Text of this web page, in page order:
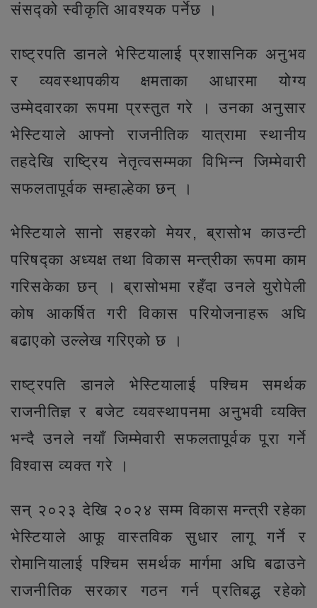
संसद्को स्वीकृति आवश्यक पर्नेछ ।
राष्ट्रपति डानले भेस्टियालाई प्रशासनिक अनुभव
र व्यवस्थापकीय क्षमताका आधारमा योग्य
उम्मेदवारका रूपमा प्रस्तुत गरे । उनका अनुसार
भेस्टियाले आफ्नो राजनीतिक यात्रामा स्थानीय
तहदेखि राष्ट्रिय नेतृत्वसम्मका विभिन्न जिम्मेवारी
सफलतापूर्वक सम्हाल्हेका छन् ।
भेस्टियाले सानो सहरको मेयर, ब्रासोभ काउन्टी
परिषद्का अध्यक्ष तथा विकास मन्त्रीका रूपमा काम
गरिसकेका छन् । ब्रासोभमा रहँदा उनले युरोपेली
कोष आकर्षित गरी विकास परियोजनाहरू अघि
बढाएको उल्लेख गरिएको छ ।
राष्ट्रपति डानले भेस्टियालाई पश्चिम समर्थक
राजनीतिज्ञ र बजेट व्यवस्थापनमा अनुभवी व्यक्ति
भन्दै उनले नयाँ जिम्मेवारी सफलतापूर्वक पूरा गर्ने
विश्वास व्यक्त गरे ।
सन् २०२३ देखि २०२४ सम्म विकास मन्त्री रहेका
भेस्टियाले आफू वास्तविक सुधार लागू गर्ने र
रोमानियालाई पश्चिम समर्थक मार्गमा अघि बढाउने
राजनीतिक सरकार गठन गर्न प्रतिबद्ध रहेको